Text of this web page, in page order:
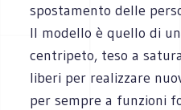
spostamento delle
Il modello è quello di
centripeto, teso a
liberi per realizzare
per sempre a funzioni